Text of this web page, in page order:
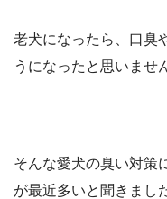
老犬になったら、口臭
うになったと思いま
そんな愛犬の臭い対策
が最近多いと聞きまし